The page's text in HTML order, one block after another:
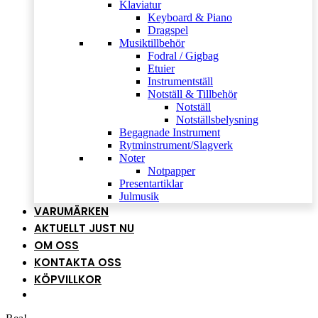
Klaviatur
Keyboard & Piano
Dragspel
Musiktillbehör
Fodral / Gigbag
Etuier
Instrumentställ
Notställ & Tillbehör
Notställ
Notställsbelysning
Begagnade Instrument
Rytminstrument/Slagverk
Noter
Notpapper
Presentartiklar
Julmusik
VARUMÄRKEN
AKTUELLT JUST NU
OM OSS
KONTAKTA OSS
KÖPVILLKOR